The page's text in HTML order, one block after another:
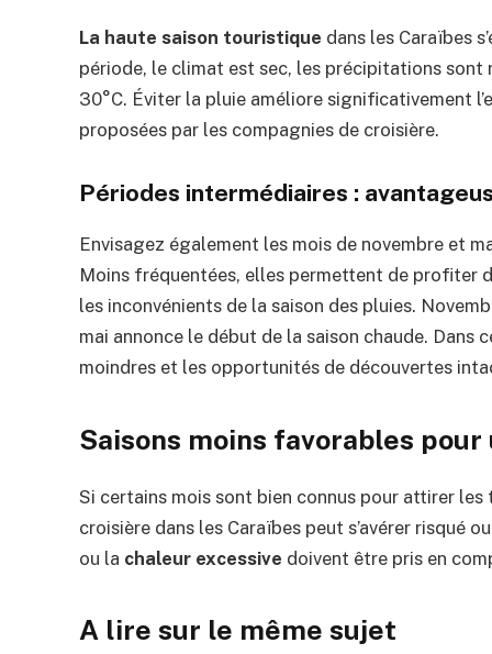
La haute saison touristique dans les Caraïbes
période, le climat est sec, les précipitations
30°C. Éviter la pluie améliore significativement
proposées par les compagnies de croisière.
Périodes intermédiaires :
Envisagez également les mois de novembre et
Moins fréquentées, elles permettent de profiter
les inconvénients de la saison des pluies.
mai annonce le début de la saison chaude.
moindres et les opportunités de découvertes
Saisons moins favorables
Si certains mois sont bien connus pour attirer
croisière dans les Caraïbes peut s’avérer risqué
ou la chaleur excessive doivent être pris en
A lire sur le même sujet